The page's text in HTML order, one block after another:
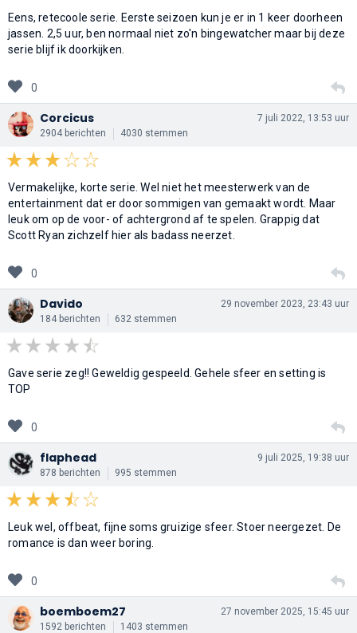
Eens, retecoole serie. Eerste seizoen kun je er in 1 keer doorheen
jassen. 2,5 uur, ben normaal niet zo'n bingewatcher maar bij deze
serie blijf ik doorkijken.
0
Corcicus
2904 berichten 4030 stemmen
7 juli 2022, 13:53 uur
Vermakelijke, korte serie. Wel niet het meesterwerk van de
entertainment dat er door sommigen van gemaakt wordt. Maar
leuk om op de voor- of achtergrond af te spelen. Grappig dat
Scott Ryan zichzelf hier als badass neerzet.
0
Davido
184 berichten 632 stemmen
29 november 2023, 23:43 uur
Gave serie zeg!! Geweldig gespeeld. Gehele sfeer en setting is
TOP
0
flaphead
878 berichten 995 stemmen
9 juli 2025, 19:38 uur
Leuk wel, offbeat, fijne soms gruizige sfeer. Stoer neergezet. De
romance is dan weer boring.
0
boemboem27
1592 berichten 1403 stemmen
27 november 2025, 15:45 uur